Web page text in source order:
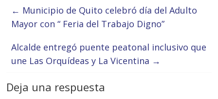
← Municipio de Quito celebró día del Adulto
Mayor con “ Feria del Trabajo Digno”
Alcalde entregó puente peatonal inclusivo que
une Las Orquídeas y La Vicentina →
Deja una respuesta